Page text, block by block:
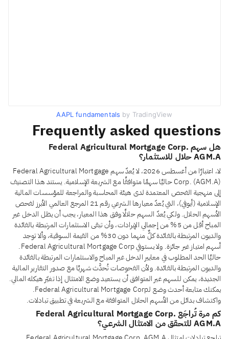
AAPL fundamentals by TradingView
Frequently asked questions
هل سهم Federal Agricultural Mortgage Corp.
AGM.A حلال للاستثمار؟
لا، اعتبارًا من أغسطس 2026، لا يُعدّ سهم Federal Agricultural Mortgage
Corp. (AGM.A) حاليًا سهمًا متوافقًا مع الشريعة الإسلامية. يستند هذا التصنيف
إلى منهجية الفحص المعتمدة لدى هيئة المحاسبة والمراجعة للمؤسسات المالية
الإسلامية (أيوفي)، التي يُعدّ معيارها الشرعي رقم 21 المرجع العالمي الأبرز لفحص
الأسهم الحلال. ولكي يُعدّ السهم حلالًا وفق هذا المعيار، يجب أن يظل الدخل غير
المباح أقل من 5% من إجمالي الإيرادات، وأن تبقى الاستثمارات المرتبطة بالفائدة
والديون المرتبطة بالفائدة كلٌّ منهما دون 30% من القيمة السوقية، وألا توجد
أسهم امتياز غير جائزة. ولا يستوفي Federal Agricultural Mortgage Corp.
حاليًا الحد المطلوب في معايير الدخل غير المباح والاستثمارات المرتبطة بالفائدة
والديون المرتبطة بالفائدة. ولأن الفحوصات تُحدَّث شهريًا مع صدور التقارير المالية
الجديدة، يمكن للسهم غير المتوافق أن يستعيد وضع الامتثال إذا تغيّر هيكله المالي.
يمكنك متابعة أحدث وضع لـFederal Agricultural Mortgage Corp.
واكتشاف بدائل من الأسهم الحلال المتوافقة مع الشريعة في تطبيق تبادلات.
كم مرة تُراجَع Federal Agricultural Mortgage Corp.
AGM.A للتحقق من الامتثال الشرعي؟